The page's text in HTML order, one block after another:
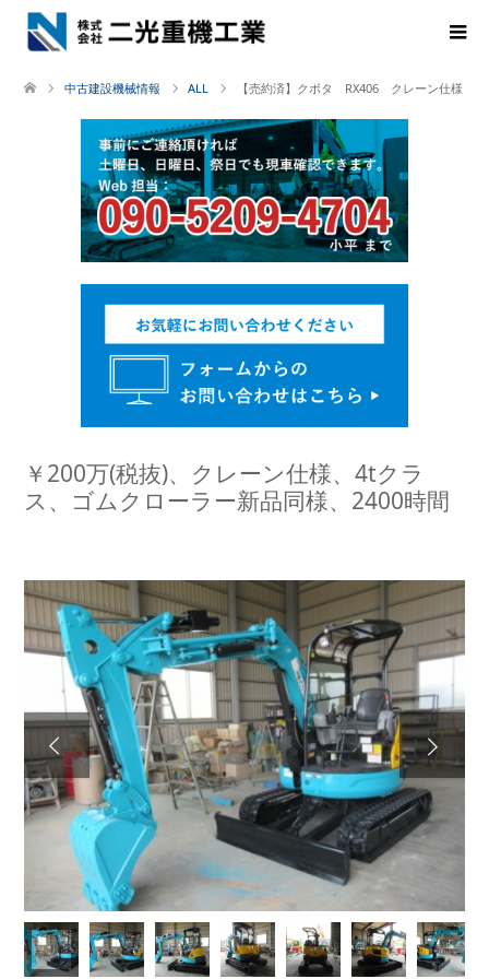
中古建設機械情報 ALL 【売約済】クボタ RX406 クレーン仕様
￥200万(税抜)、クレーン仕様、4tクラ
ス、ゴムクローラー新品同様、2400時間
Next